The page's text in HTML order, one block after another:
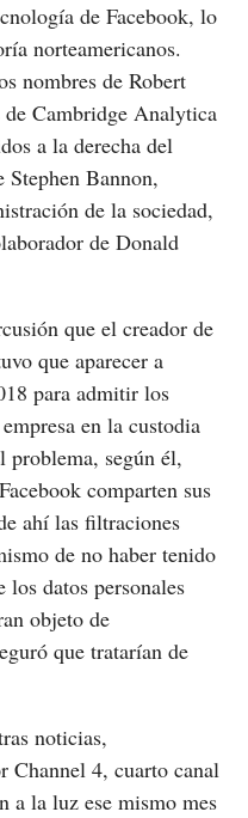
de Facebook, lo
norteamericanos.
nombres de Robert
Cambridge Analytica
a la derecha del
Bannon,
de la sociedad,
de Donald
que el creador de
que aparecer a
para admitir los
en la custodia
problema, según él,
comparten sus
ahí las filtraciones
de no haber tenido
datos personales
objeto de
que tratarían de
noticias,
Channel 4, cuarto canal
a la luz ese mismo mes